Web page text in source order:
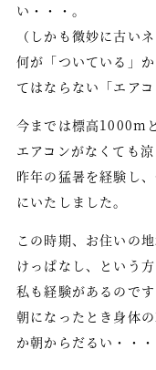
周辺観光
アクセス
トレッキングコ
温泉掘削プロジ
新着情報
お問い合わせ
会社概要／宿泊
スタッフ募集
プライバシーポ
い・・・。
（しかも微妙に古い
何が「ついている」
てはならない「エアコ
今までは標高1000m
エアコンがなくても
昨年の猛暑を経験し
にいたしました。
この時期、お住いの
けっぱなし、という
私も経験があるので
朝になったとき身体
か朝からだるい・・